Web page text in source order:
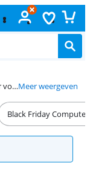
Helaas, Black Friday en Cyber Monday zijn weer voorbij. Maar niet getreurd, bij Coolblue hebben we altijd de mooiste aanbiedingen voor jou, welk product je ook zoekt. Bekijk onze aanbiedingen voor de beste deals. In november 2026 begint de Black Friday periode weer.Meer weergeven
Black Friday